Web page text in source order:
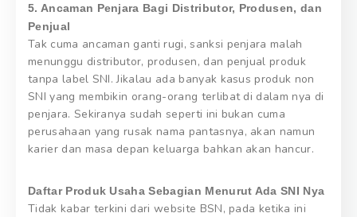
5. Ancaman Penjara Bagi Distributor, Produsen, dan
Penjual
Tak cuma ancaman ganti rugi, sanksi penjara malah
menunggu distributor, produsen, dan penjual produk
tanpa label SNI. Jikalau ada banyak kasus produk non
SNI yang membikin orang-orang terlibat di dalam nya di
penjara. Sekiranya sudah seperti ini bukan cuma
perusahaan yang rusak nama pantasnya, akan namun
karier dan masa depan keluarga bahkan akan hancur.
Daftar Produk Usaha Sebagian Menurut Ada SNI Nya
Tidak kabar terkini dari website BSN, pada ketika ini